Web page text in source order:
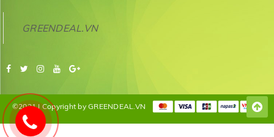
GREENDEAL.VN
©2021 | Copyright by GREENDEAL.VN